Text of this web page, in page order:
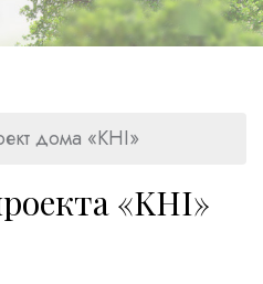
дома «KHI»
«KHI»